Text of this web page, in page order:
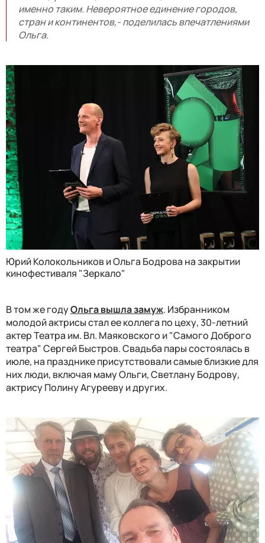
именно таким. Невероятное единение городов,
стран и континентов,- поделилась впечатлениями
Ольга.
Юрий Колокольников и Ольга Бодрова на закрытии
кинофестиваля "Зеркало"
В том же годуОльга вышла замуж. Избранником
молодой актрисы стал ее коллега по цеху, 30-летний
актер Театра им. Вл. Маяковского и "Самого Доброго
театра" Сергей Быстров. Свадьба пары состоялась в
июле, на празднике присутствовали самые близкие для
них люди, включая маму Ольги, Светлану Бодрову,
актрису Полину Агурееву и других.